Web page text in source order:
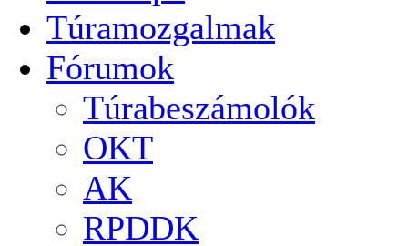
Túramozgalmak
Fórumok
Túrabeszámolók
OKT
AK
RPDDK